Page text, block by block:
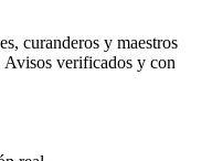
curanderos y maestros
Avisos verificados y con